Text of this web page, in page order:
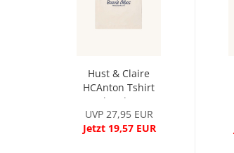
Hust & Claire
HCAnton Tshirt
Baby Blue...
UVP 27,95 EUR
Jetzt 19,57 EUR